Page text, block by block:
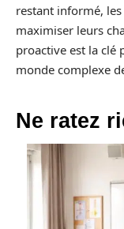
restant informé,
maximiser leurs
proactive est la clé
monde complexe
Ne ratez